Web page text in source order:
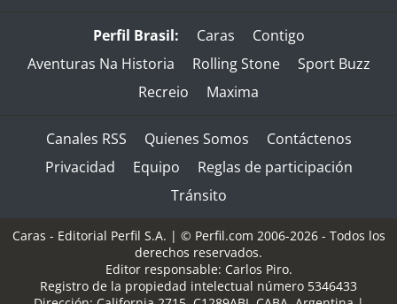
Perfil Brasil: Caras
Contigo
Aventuras Na Historia
Rolling Stone
Sport Buzz
Recreio
Maxima
Canales RSS Quienes Somos
Contáctenos
Privacidad
Equipo
Reglas de participación
Tránsito
Caras - Editorial Perfil S.A. | © Perfil.com 2006-2026 - Todos los
derechos reservados.
Editor responsable: Carlos Piro.
Registro de la propiedad intelectual número 5346433